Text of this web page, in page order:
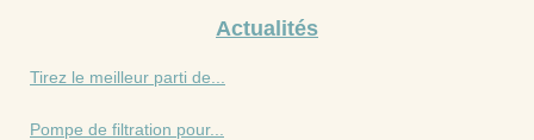
Actualités
Tirez le meilleur parti de...
Pompe de filtration pour...